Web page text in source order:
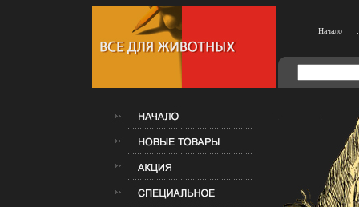
Начало